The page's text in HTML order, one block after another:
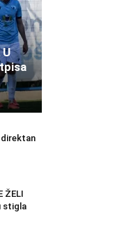
U
direktan
ŽELI
stigla